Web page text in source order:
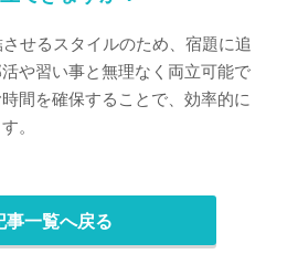
せるスタイルのため、宿題に追
や習い事と無理なく両立可能で
間を確保することで、効率的に
。
事一覧へ戻る